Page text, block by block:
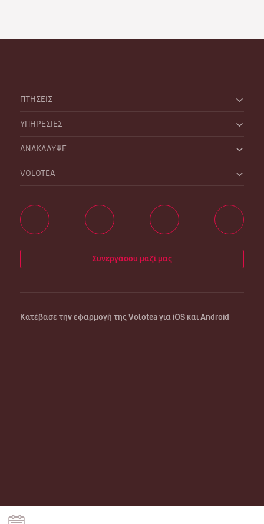
ΠΤΗΣΕΙΣ
ΥΠΗΡΕΣΙΕΣ
ΑΝΑΚΑΛΥΨΕ
VOLOTEA
Συνεργάσου μαζί μας
Κατέβασε την εφαρμογή της Volotea για iOS και Android